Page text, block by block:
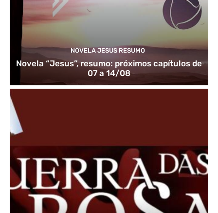
NOVELA JESUS RESUMO
Novela “Jesus”, resumo: próximos capítulos de
07 a 14/08